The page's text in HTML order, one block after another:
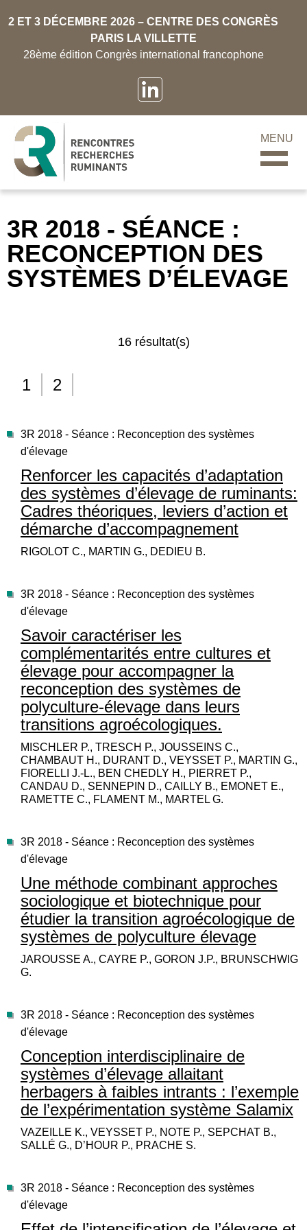
2 ET 3 DÉCEMBRE 2026 – CENTRE DES CONGRÈS
PARIS LA VILLETTE
28ème édition Congrès international francophone
MENU
3R 2018 - SÉANCE :
RECONCEPTION DES
SYSTÈMES D’ÉLEVAGE
16 résultat(s)
1 2
3R 2018 - Séance : Reconception des systèmes
d'élevage
Renforcer les capacités d’adaptation
des systèmes d’élevage de ruminants:
Cadres théoriques, leviers d’action et
démarche d’accompagnement
RIGOLOT C., MARTIN G., DEDIEU B.
3R 2018 - Séance : Reconception des systèmes
d'élevage
Savoir caractériser les
complémentarités entre cultures et
élevage pour accompagner la
reconception des systèmes de
polyculture-élevage dans leurs
transitions agroécologiques.
MISCHLER P., TRESCH P., JOUSSEINS C.,
CHAMBAUT H., DURANT D., VEYSSET P., MARTIN G.,
FIORELLI J.-L., BEN CHEDLY H., PIERRET P.,
CANDAU D., SENNEPIN D., CAILLY B., EMONET E.,
RAMETTE C., FLAMENT M., MARTEL G.
3R 2018 - Séance : Reconception des systèmes
d'élevage
Une méthode combinant approches
sociologique et biotechnique pour
étudier la transition agroécologique de
systèmes de polyculture élevage
JAROUSSE A., CAYRE P., GORON J.P., BRUNSCHWIG
G.
3R 2018 - Séance : Reconception des systèmes
d'élevage
Conception interdisciplinaire de
systèmes d’élevage allaitant
herbagers à faibles intrants : l’exemple
de l’expérimentation système Salamix
VAZEILLE K., VEYSSET P., NOTE P., SEPCHAT B.,
SALLÉ G., D’HOUR P., PRACHE S.
3R 2018 - Séance : Reconception des systèmes
d'élevage